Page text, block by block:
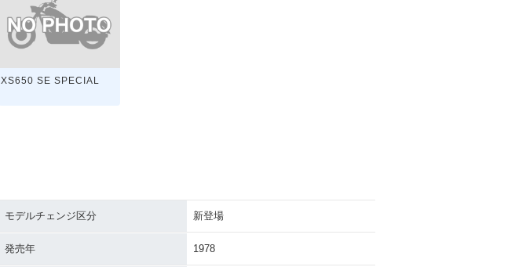
XS650 SE SPECIAL
モデルチェンジ区分 新登場
発売年 1978